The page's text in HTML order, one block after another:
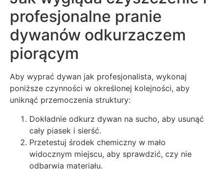
profesjonalne pranie
dywanów odkurzaczem
piorącym
Aby wyprać dywan jak profesjonalista, wykonaj
poniższe czynności w określonej kolejności, aby
uniknąć przemoczenia struktury:
Dokładnie odkurz dywan na sucho, aby usunąć
cały piasek i sierść.
Przetestuj środek chemiczny w mało
widocznym miejscu, aby sprawdzić, czy nie
odbarwia materiału.